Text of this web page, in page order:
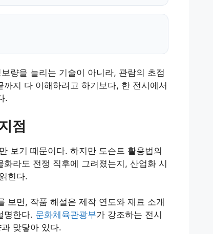
량을 늘리는 기술이 아니라, 관람의 초점
지 다 이해하려고 하기보다, 한 전시에서
.
점
보기 때문이다. 하지만 도슨트 활용법의
라도 전쟁 직후에 그려졌는지, 산업화 시
힌다.
보면, 작품 해설은 제작 연도와 재료 소개
명한다. 문화체육관광부가 강조하는 전시
맞닿아 있다.